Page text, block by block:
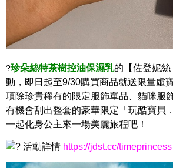
?珍朵絲特茶樹控油保濕乳的【佐登妮
動，即日起至9/30購買商品就送限量虛
項除珍貴稀有的限定服飾單品、貓咪服
有機會刮出整套的豪華限定「玩酷寶貝
一起化身公主來一場美麗旅程吧！
活動詳情 https://jdst.cc/timeprincess